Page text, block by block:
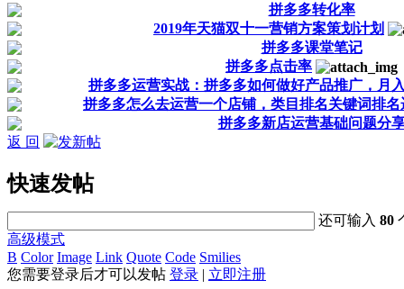
拼多多转化率
2019年天猫双十一营销方案策划计划
拼多多课堂笔记
拼多多点击率
拼多多运营实战：拼多多如何做好产品推广，月
拼多多怎么去运营一个店铺，类目排名关键词排名
拼多多新店运营基础问题分
返 回
快速发帖
还可输入80
高级模式
B Color Image Link Quote Code Smilies
您需要登录后才可以发帖 登录 | 立即注册